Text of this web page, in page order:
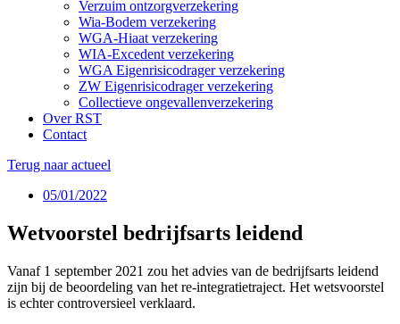
Verzuim ontzorgverzekering
Wia-Bodem verzekering
WGA-Hiaat verzekering
WIA-Excedent verzekering
WGA Eigenrisicodrager verzekering
ZW Eigenrisicodrager verzekering
Collectieve ongevallenverzekering
Over RST
Contact
Terug naar actueel
05/01/2022
Wetvoorstel bedrijfsarts leidend
Vanaf 1 september 2021 zou het advies van de bedrijfsarts leidend
zijn bij de beoordeling van het re-integratietraject. Het wetsvoorstel
is echter controversieel verklaard.